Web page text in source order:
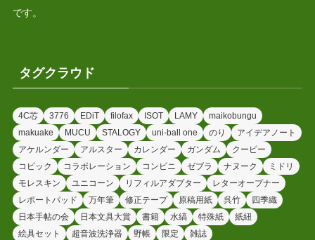
です。
タグクラウド
4C芯 3776 EDiT filofax ISOT LAMY
maikobungu
makuake
MUCU STALOGY uni-ball one のり
アイデアノート
アケルンダー
アルスター カレンダー ガンダム
クーピー
コピック
コラボレーション コンビニ ゼブラ ナヌーク
ミドリ
モレスキン
ユニコーン リフィルアダプター
レターオープナー
レポートパッド
万年筆 修正テープ 原稿用紙 呉竹
四季織
日本手帖の会
日本文具大賞 書籍 水縞 特殊紙
紙紐
絵具セット
超音波洗浄器 野帳 限定 雑誌